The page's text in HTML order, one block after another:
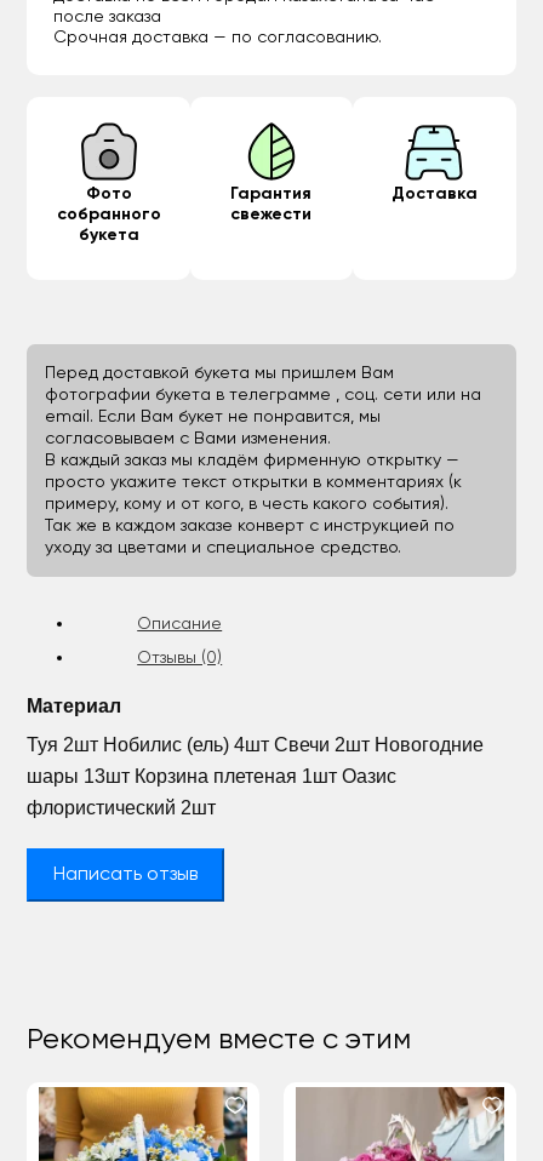
после заказа
Срочная доставка — по согласованию.
Фото
собранного
букета
Гарантия
свежести
Доставка
Перед доставкой букета мы пришлем Вам
фотографии букета в телеграмме , соц. сети или на
email. Если Вам букет не понравится, мы
согласовываем с Вами изменения.
В каждый заказ мы кладём фирменную открытку —
просто укажите текст открытки в комментариях (к
примеру, кому и от кого, в честь какого события).
Так же в каждом заказе конверт с инструкцией по
уходу за цветами и специальное средство.
Описание
Отзывы (0)
Материал
Туя 2шт Нобилис (ель) 4шт Свечи 2шт Новогодние
шары 13шт Корзина плетеная 1шт Оазис
флористический 2шт
Написать отзыв
Рекомендуем вместе с этим